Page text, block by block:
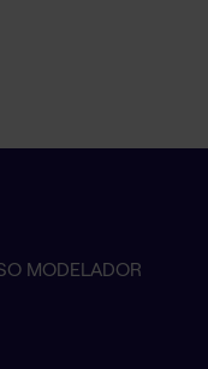
MODELADOR